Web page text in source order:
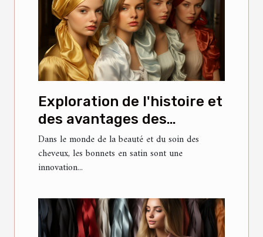
Exploration de l'histoire et
des avantages des
bonnets en satin
Dans le monde de la beauté et du soin des
cheveux, les bonnets en satin sont une
innovation...